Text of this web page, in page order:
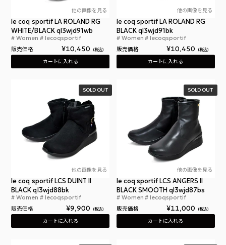
他の画像を見る
ルコックスポルティフ LA ローラン RG ホワイト
le coq sportif LA ROLAND RG
WHITE/BLACK ql3wjd91wb
Women lecoqsportif
販売価格 ¥10,450 税込
カートに入れる
他の画像を見る
le coq sportif LA ROLAND RG
BLACK ql3wjd91bk
Women lecoqsportif
販売価格 ¥10,450 税込
カートに入れる
他の画像を見る
ルコックスポルティフ CS デュアン 2 ブラック
le coq sportif LCS DUINT II
BLACK ql3wjd88bk
Women lecoqsportif
販売価格 ¥9,900 税込
SOLD OUT
カートに入れる
他の画像を見る
le coq sportif LCS ANGERS II
BLACK SMOOTH ql3wjd87bs
Women lecoqsportif
販売価格 ¥11,000 税込
SOLD OUT
カートに入れる